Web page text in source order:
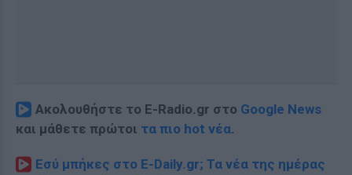
Ακολουθήστε το E-Radio.gr στο Google News
και μάθετε πρώτοι τα πιο hot νέα.
Εσύ μπήκες στο E-Daily.gr; Τα νέα της ημέρας